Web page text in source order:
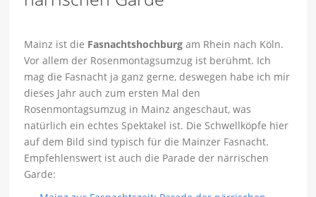
Mainz ist die Fasnachtshochburg am Rhein nach Köln.
Vor allem der Rosenmontagsumzug ist berühmt. Ich
mag die Fasnacht ja ganz gerne, deswegen habe ich mir
dieses Jahr auch zum ersten Mal den
Rosenmontagsumzug in Mainz angeschaut, was
natürlich ein echtes Spektakel ist. Die Schwellköpfe hier
auf dem Bild sind typisch für die Mainzer Fasnacht.
Empfehlenswert ist auch die Parade der närrischen
Garde: